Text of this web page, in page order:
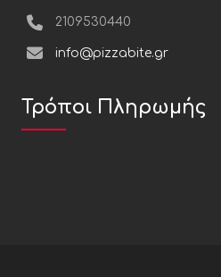
2109530440
info@pizzabite.gr
Τρόποι Πληρωμής